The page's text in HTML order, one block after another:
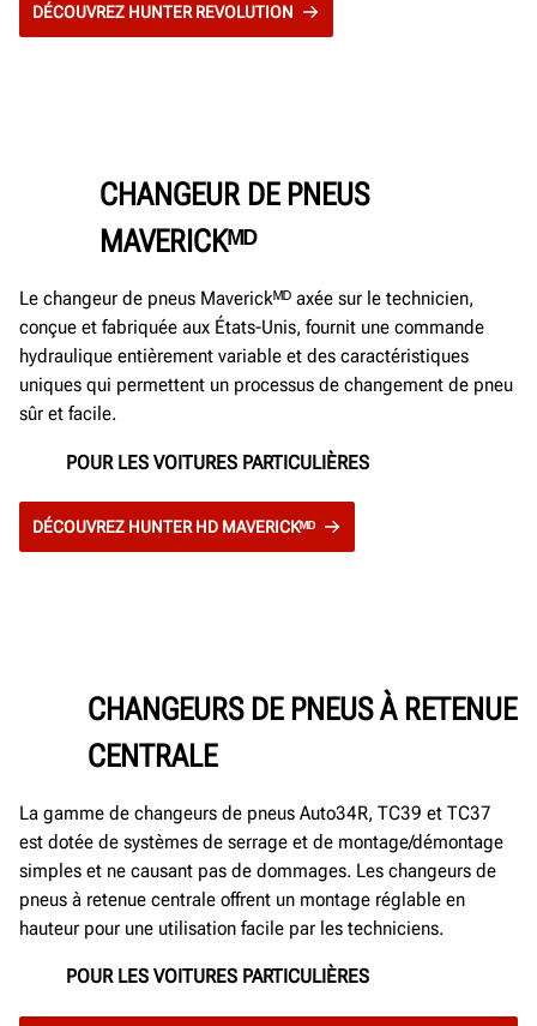
DÉCOUVREZ HUNTER REVOLUTION
CHANGEUR DE PNEUS
MAVERICKᴹᴰ
Le changeur de pneus Maverickᴹᴰ axée sur le technicien,
conçue et fabriquée aux États-Unis, fournit une commande
hydraulique entièrement variable et des caractéristiques
uniques qui permettent un processus de changement de pneu
sûr et facile.
POUR LES VOITURES PARTICULIÈRES
DÉCOUVREZ HUNTER HD MAVERICKᴹᴰ
CHANGEURS DE PNEUS À RETENUE
CENTRALE
La gamme de changeurs de pneus Auto34R, TC39 et TC37
est dotée de systèmes de serrage et de montage/démontage
simples et ne causant pas de dommages. Les changeurs de
pneus à retenue centrale offrent un montage réglable en
hauteur pour une utilisation facile par les techniciens.
POUR LES VOITURES PARTICULIÈRES